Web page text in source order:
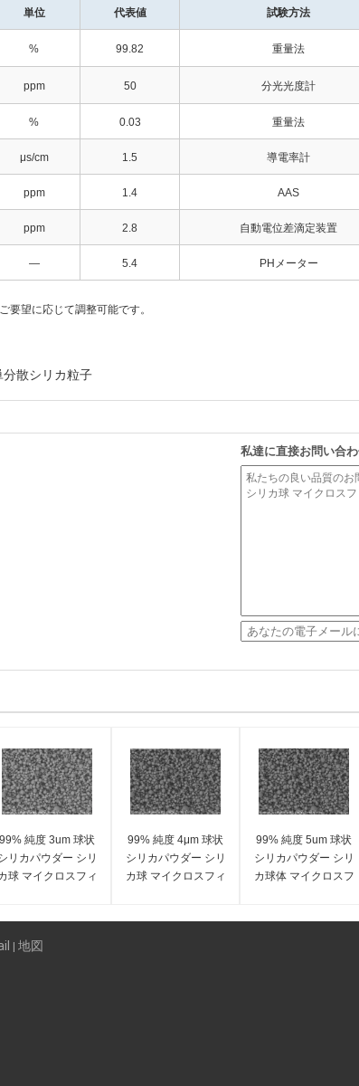
単位 代表値 試験方法
% 99.82 重量法
ppm 50 分光光度計
% 0.03 重量法
μs/cm 1.5 導電率計
ppm 1.4 AAS
ppm 2.8 自動電位差滴定装置
— 5.4 PHメーター
要望に応じて調整可能です。
分散シリカ粒子
私達に直接お問い合
99% 純度 3um 球状
リカパウダー シリ
球 マイクロスフィ
99% 純度 4μm 球状
シリカパウダー シリ
カ球 マイクロスフィ
99% 純度 5um 球状
シリカパウダー シリ
カ球体 マイクロスフ
地図